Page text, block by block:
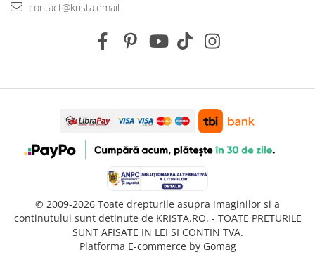
contact@krista.email
© 2009-2026 Toate drepturile asupra imaginilor si a
continutului sunt detinute de KRISTA.RO. - TOATE PRETURILE
SUNT AFISATE IN LEI SI CONTIN TVA.
Platforma E-commerce by Gomag